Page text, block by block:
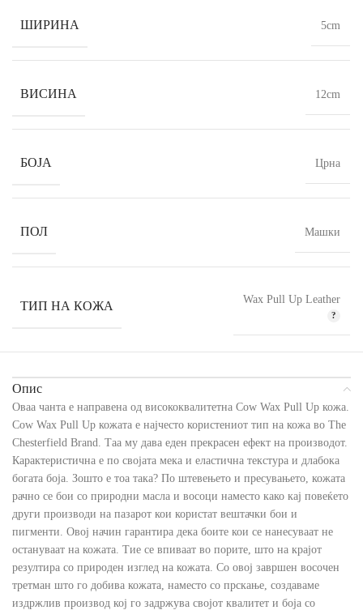
ШИРИНА 5cm
ВИСИНА 12cm
БОЈА Црна
ПОЛ Машки
ТИП НА КОЖА Wax Pull Up Leather
Опис
Оваа чанта е направена од висококвалитетна Cow Wax Pull Up кожа.
Cow Wax Pull Up кожата е најчесто користениот тип на кожа во The
Chesterfield Brand. Таа му дава еден прекрасен ефект на производот.
Карактеристична е по својата мека и еластична текстура и длабока
богата боја. Зошто е тоа така? По штевењето и пресувањето, кожата
рачно се бои со природни масла и восоци наместо како кај повеќето
други производи на пазарот кои користат вештачки бои и
пигменти. Овој начин гарантира дека боите кои се нанесуваат не
остануваат на кожата. Тие се впиваат во порите, што на крајот
резултира со природен изглед на кожата. Со овој завршен восочен
третман што го добива кожата, наместо со прскање, создаваме
издржлив производ кој го задржува својот квалитет и боја со